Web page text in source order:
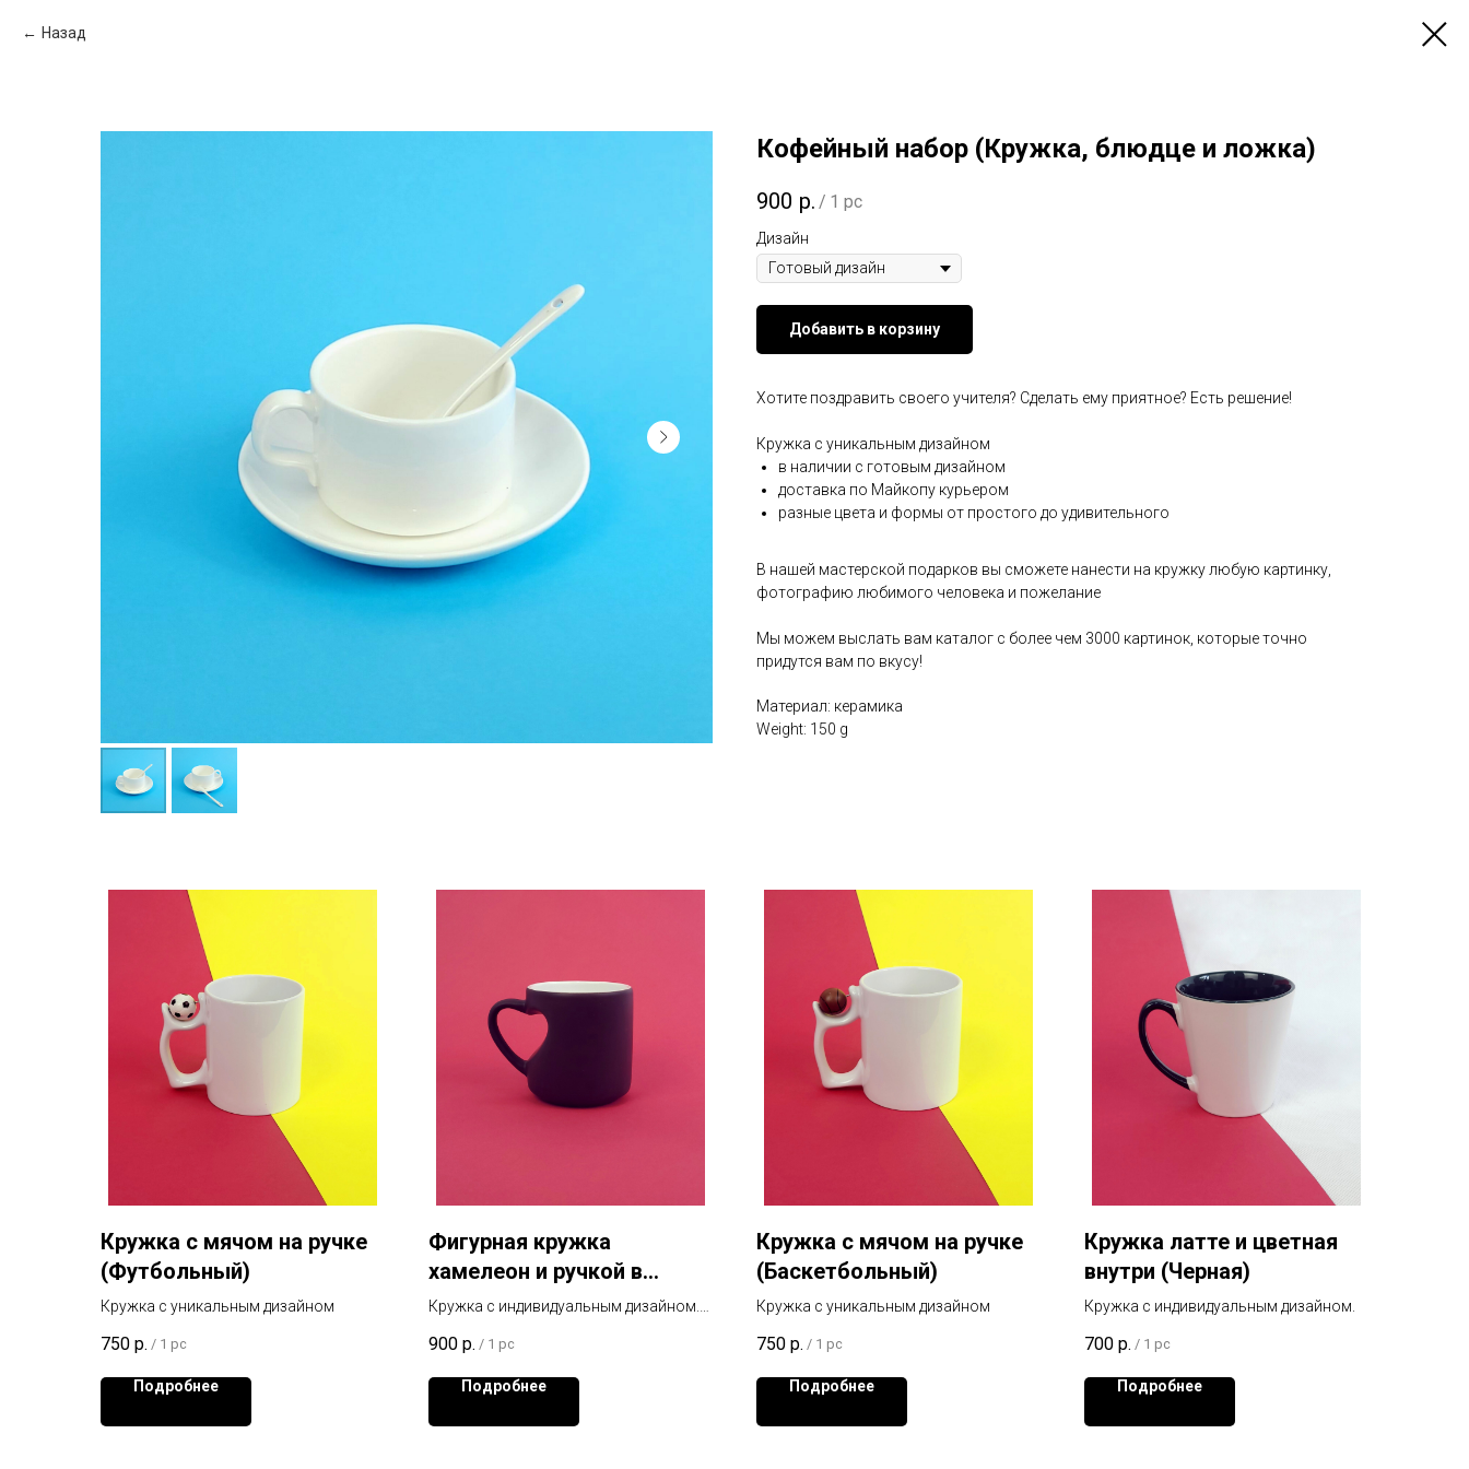
Назад
Кофейный набор (Кружка, блюдце и ложка)
900 р. / 1 pc
Дизайн
Добавить в корзину
Хотите поздравить своего учителя? Сделать ему приятное? Есть решение!
Кружка с уникальным дизайном⠀
в наличии с готовым дизайном⠀
доставка по Майкопу курьером⠀
разные цвета и формы от простого до удивительного⠀
В нашей мастерской подарков вы сможете нанести на кружку любую картинку,
фотографию любимого человека и пожелание
Мы можем выслать вам каталог с более чем 3000 картинок, которые точно
придутся вам по вкусу!
Материал: керамика
Weight: 150 g
Кружка с мячом на ручке
(Футбольный)
Кружка с уникальным дизайном
750 р. / 1 pc
Подробнее
Фигурная кружка
хамелеон и ручкой в
форме сердца (Черная)
Кружка с индивидуальным дизайном.
900 р. / 1 pc
Подробнее
Кружка с мячом на ручке
(Баскетбольный)
Кружка с уникальным дизайном
750 р. / 1 pc
Подробнее
Кружка латте и цветная
внутри (Черная)
Кружка с индивидуальным дизайном.
700 р. / 1 pc
Подробнее